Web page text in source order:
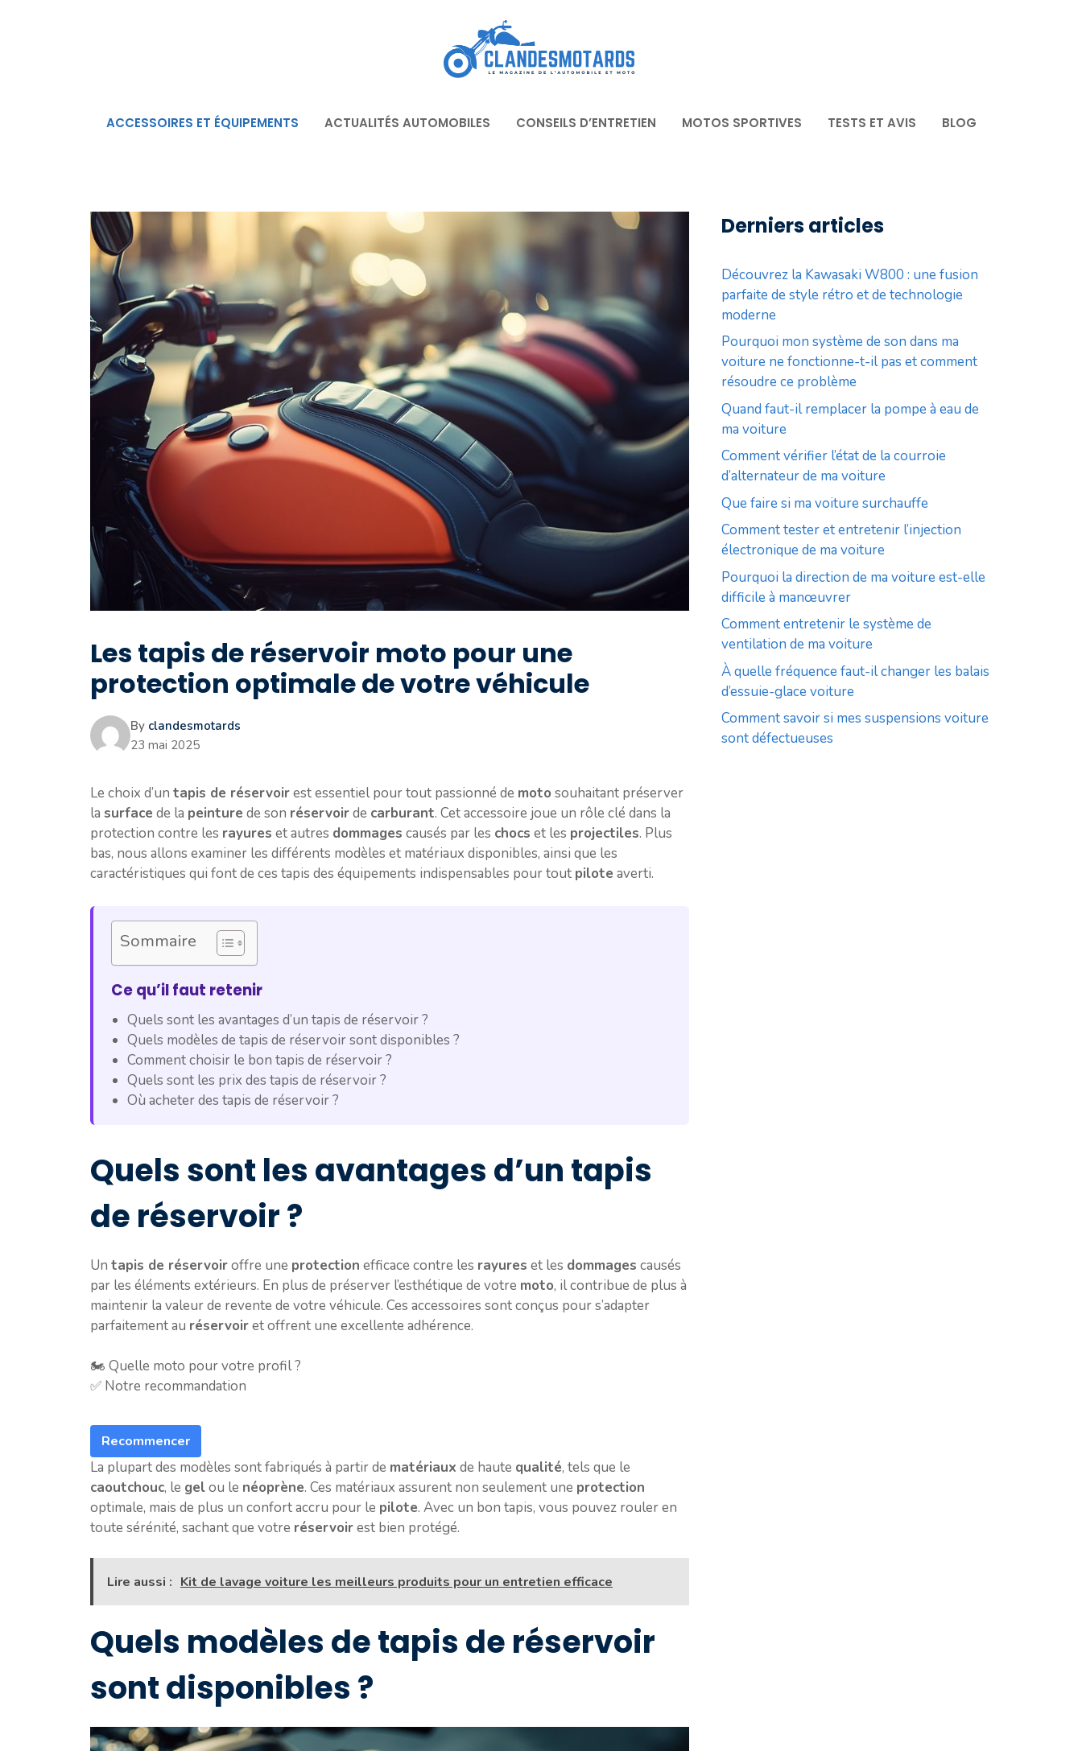
ACCESSOIRES ET ÉQUIPEMENTS ACTUALITÉS AUTOMOBILES CONSEILS D’ENTRETIEN MOTOS SPORTIVES TESTS ET AVIS BLOG
Les tapis de réservoir moto pour une
protection optimale de votre véhicule
By clandesmotards
23 mai 2025
Le choix d’un tapis de réservoirest essentiel pour tout passionné de moto souhaitant préserver
la surface de la peinture de son réservoirde carburant. Cet accessoire joue un rôle clé dans la
protection contre les rayures et autres dommages causés par les chocs et les projectiles. Plus
bas, nous allons examiner les différents modèles et matériaux disponibles, ainsi que les
caractéristiques qui font de ces tapis des équipements indispensables pour tout pilote averti.
Sommaire
Ce qu’il faut retenir
Quels sont les avantages d’un tapis de réservoir ?
Quels modèles de tapis de réservoir sont disponibles ?
Comment choisir le bon tapis de réservoir ?
Quels sont les prix des tapis de réservoir ?
Où acheter des tapis de réservoir ?
Quels sont les avantages d’un tapis
de réservoir ?
Un tapis de réservoiroffre une protection efficace contre les rayures et les dommages causés
par les éléments extérieurs. En plus de préserver l’esthétique de votre moto, il contribue de plus à
maintenir la valeur de revente de votre véhicule. Ces accessoires sont conçus pour s’adapter
parfaitement au réservoiret offrent une excellente adhérence.
🏍️ Quelle moto pour votre profil ?
✅ Notre recommandation
Recommencer
La plupart des modèles sont fabriqués à partir de matériaux de haute qualité, tels que le
caoutchouc, le gelou le néoprène. Ces matériaux assurent non seulement une protection
optimale, mais de plus un confort accru pour le pilote. Avec un bon tapis, vous pouvez rouler en
toute sérénité, sachant que votre réservoirest bien protégé.
Lire aussi : Kit de lavage voiture les meilleurs produits pour un entretien efficace
Quels modèles de tapis de réservoir
sont disponibles ?
Derniers articles
Découvrez la Kawasaki W800 : une fusion
parfaite de style rétro et de technologie
moderne
Pourquoi mon système de son dans ma
voiture ne fonctionne-t-il pas et comment
résoudre ce problème
Quand faut-il remplacer la pompe à eau de
ma voiture
Comment vérifier l’état de la courroie
d’alternateur de ma voiture
Que faire si ma voiture surchauffe
Comment tester et entretenir l’injection
électronique de ma voiture
Pourquoi la direction de ma voiture est-elle
difficile à manœuvrer
Comment entretenir le système de
ventilation de ma voiture
À quelle fréquence faut-il changer les balais
d’essuie-glace voiture
Comment savoir si mes suspensions voiture
sont défectueuses